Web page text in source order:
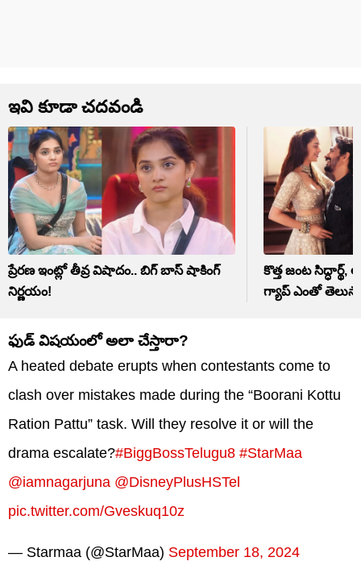
ఇవి కూడా చదవండి
ప్రేరణ ఇంట్లో తీవ్ర విషాదం.. బిగ్ బాస్ షాకింగ్
నిర్ణయం!
కొత్త జంట
గ్యాప్ ఎంతో
ఫుడ్ విషయంలో అలా చేస్తారా?
A heated debate erupts when contestants come to
clash over mistakes made during the “Boorani Kottu
Ration Pattu” task. Will they resolve it or will the
drama escalate?#BiggBossTelugu8 #StarMaa
@iamnagarjuna @DisneyPlusHSTel
pic.twitter.com/Gveskuq10z
— Starmaa (@StarMaa) September 18, 2024